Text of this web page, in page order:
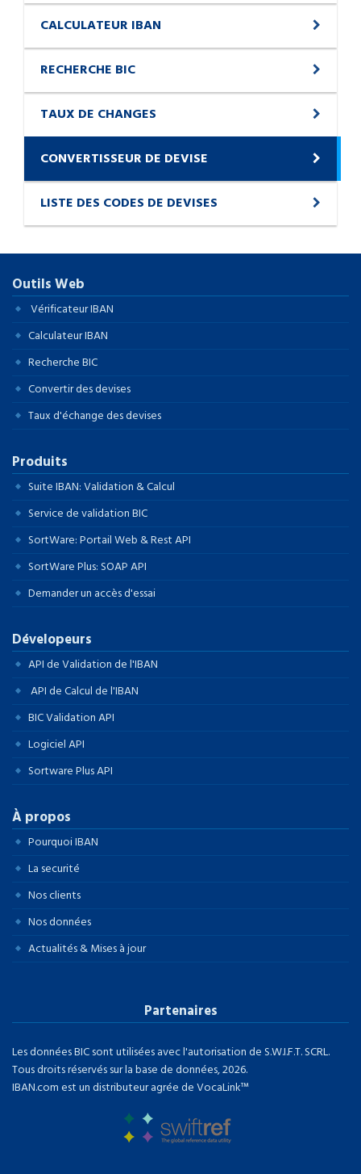
CALCULATEUR IBAN
RECHERCHE BIC
TAUX DE CHANGES
CONVERTISSEUR DE DEVISE
LISTE DES CODES DE DEVISES
Outils Web
Vérificateur IBAN
Calculateur IBAN
Recherche BIC
Convertir des devises
Taux d'échange des devises
Produits
Suite IBAN: Validation & Calcul
Service de validation BIC
SortWare: Portail Web & Rest API
SortWare Plus: SOAP API
Demander un accès d'essai
Dévelopeurs
API de Validation de l'IBAN
API de Calcul de l'IBAN
BIC Validation API
Logiciel API
Sortware Plus API
À propos
Pourquoi IBAN
La securité
Nos clients
Nos données
Actualités & Mises à jour
Partenaires
Les données BIC sont utilisées avec l'autorisation de S.W.I.F.T. SCRL.
Tous droits réservés sur la base de données, 2026.
IBAN.com est un distributeur agrée de VocaLink™